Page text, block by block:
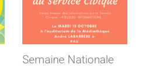
Semaine Nationale